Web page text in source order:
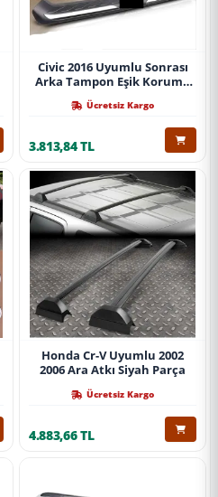
Civic 2016 Uyumlu Sonrası
Arka Tampon Eşik Koruma
Ücretsiz Kargo
3.813,84 TL
Honda Cr-V Uyumlu 2002
2006 Ara Atkı Siyah Parça
Ücretsiz Kargo
4.883,66 TL